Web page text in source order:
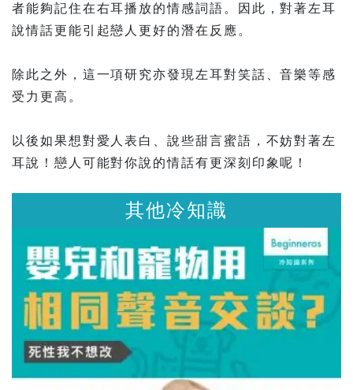
者能夠記住在右耳播放的情感詞語。因此，對著左耳
說情話更能引起戀人更好的潛在反應。
除此之外，這一項研究亦發現左耳對笑話、音樂等感
受力更高。
以後如果想對愛人表白、說些甜言蜜語，不妨對著左
耳說！戀人可能對你說的情話有更深刻印象呢！
其他冷知識